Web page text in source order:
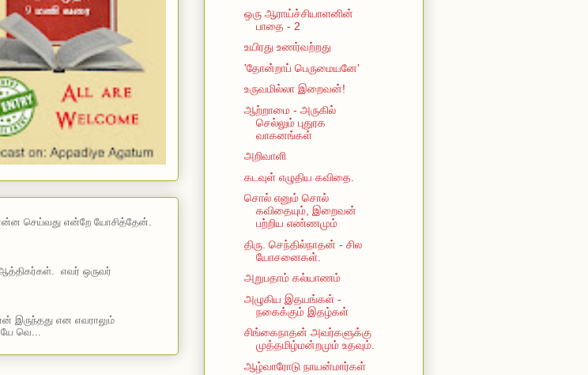
செய்வது என்றே யோசித்தேன்.
எவர் ஒருவர்
இருந்தது என எவராலும்
வெ...
ஒரு ஆராய்ச்சியாளனின்
பாதை - 2
உயிரது உணர்வற்றது
'தோன்றாப் பெருமையனே'
உருவமில்லா இறைவன்!
ஆற்றாமை - அருகில்
செல்லும் புதுரக
வாகனங்கள்
அறிவாளி
கடவுள் எழுதிய கவிதை.
சொல் எனும் சொல்
கவிதையும், இறைவன்
பற்றிய எண்ணமும்
திரு. செந்தில்நாதன் - சில
யோசனைகள்.
அறுபதாம் கல்யாணம்
அழுகிய இதயங்கள் -
நகைக்கும் இதழ்கள்
சிங்கைநாதன் அவர்களுக்கு
முத்தமிழ்மன்றமும் உதவும்.
ஆழ்வாரோடு நாயன்மார்கள்